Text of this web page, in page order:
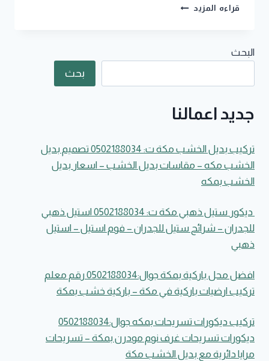
قراءه المزيد تركيب
نوم
مودرن
–
تسريحات
مرايا
الخشب
مكة
البحث
بحث
جديد اعمالنا
تركيب بديل الخشب مكة ت: 0502188034 تصميم بديل
الخشب مكه – مقاسات بديل الخشب – اسعار بديل
الخشب بمكه
ديكور ستيل ذهبي مكة ت: 0502188034 استيل ذهبي
للجدران – شرائح ستيل للجدران – فوم استيل – استيل
ذهبي
افضل محل باركية بمكة جوال:0502188034 رقم معلم
تركيب ارضيات باركية في مكة – باركية خشب بمكة
تركيب ديكورات تسريحات بمكه جوال:0502188034
ديكورات تسريحات غرف نوم مودرن بمكة – تسريحات
مرايا دائرية مع بديل الخشب مكة